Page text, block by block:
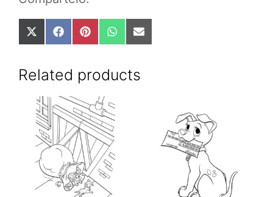
Share
on
(Twitter)
Share
on
Share
on
Share
on
Share
on
Related products